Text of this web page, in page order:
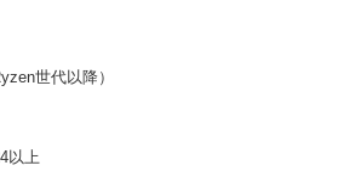
世代以降）
以上